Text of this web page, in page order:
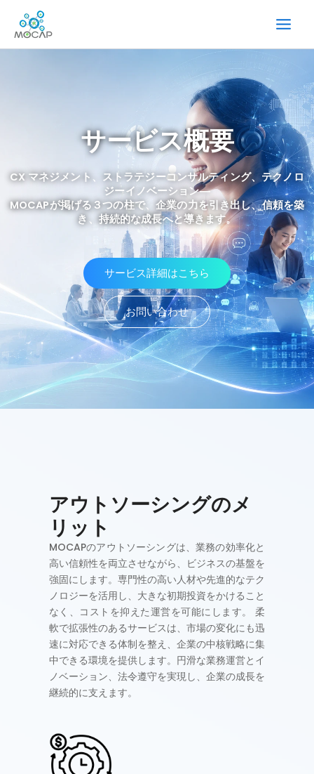
サービス概要
CX マネジメント、ストラテジーコンサルティング、テクノロ
ジーイノベーション―
MOCAPが掲げる３つの柱で、企業の力を引き出し、信頼を築
き、持続的な成長へと導きます。
サービス詳細はこちら
お問い合わせ
アウトソーシングのメ
リット
MOCAPのアウトソーシングは、業務の効率化と
高い信頼性を両立させながら、ビジネスの基盤を
強固にします。専門性の高い人材や先進的なテク
ノロジーを活用し、大きな初期投資をかけること
なく、コストを抑えた運営を可能にします。 柔
軟で拡張性のあるサービスは、市場の変化にも迅
速に対応できる体制を整え、企業の中核戦略に集
中できる環境を提供します。円滑な業務運営とイ
ノベーション、法令遵守を実現し、企業の成長を
継続的に支えます。